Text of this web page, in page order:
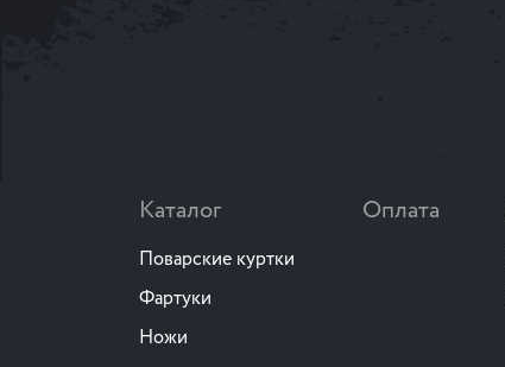
Каталог
Поварские куртки
Фартуки
Ножи
Оплата